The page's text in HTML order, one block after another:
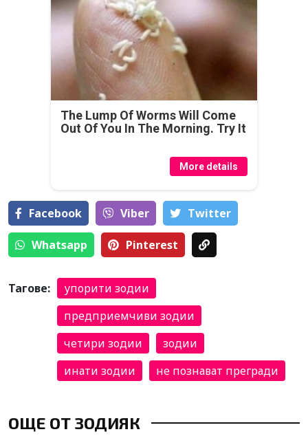
The Lump Of Worms Will Come
Out Of You In The Morning. Try It
More details
Facebook Viber Тwitter
Whatsapp Pinterest
Тагове:
упорити зодии
предприемчиви зодии
четири зодии
зодии
инати зодии
не познават прегради
ОЩЕ ОТ ЗОДИЯК